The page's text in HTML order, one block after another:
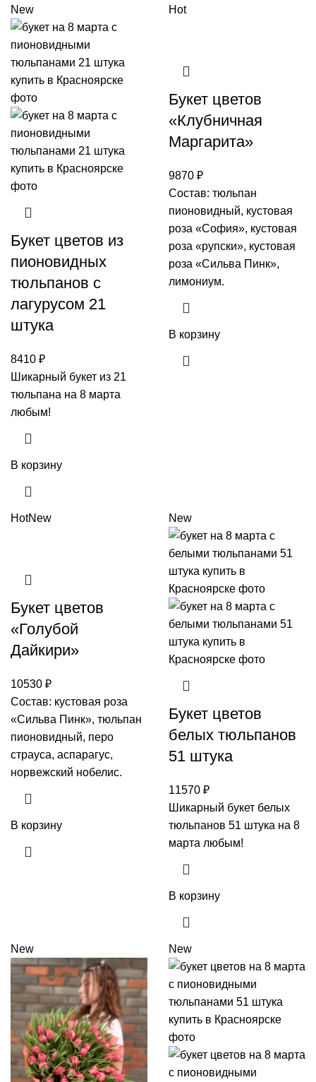
New
Букет цветов из
пионовидных
тюльпанов с
лагурусом 21
штука
8410 ₽
Шикарный букет из 21
тюльпана на 8 марта
любым!
В корзину
Hot
Букет цветов
«Клубничная
Маргарита»
9870 ₽
Состав: тюльпан
пионовидный, кустовая
роза «София», кустовая
роза «рупски», кустовая
роза «Сильва Пинк»,
лимониум.
В корзину
HotNew
Букет цветов
«Голубой
Дайкири»
10530 ₽
Состав: кустовая роза
«Сильва Пинк», тюльпан
пионовидный, перо
страуса, аспарагус,
норвежский нобелис.
В корзину
New
Букет цветов
белых тюльпанов
51 штука
11570 ₽
Шикарный букет белых
тюльпанов 51 штука на 8
марта любым!
В корзину
New New